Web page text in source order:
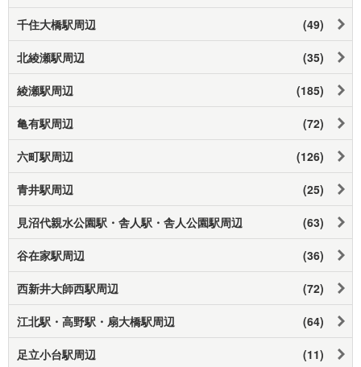
千住大橋駅周辺 (49)
北綾瀬駅周辺 (35)
綾瀬駅周辺 (185)
亀有駅周辺 (72)
六町駅周辺 (126)
青井駅周辺 (25)
見沼代親水公園駅・舎人駅・舎人公園駅周辺 (63)
谷在家駅周辺 (36)
西新井大師西駅周辺 (72)
江北駅・高野駅・扇大橋駅周辺 (64)
足立小台駅周辺 (11)